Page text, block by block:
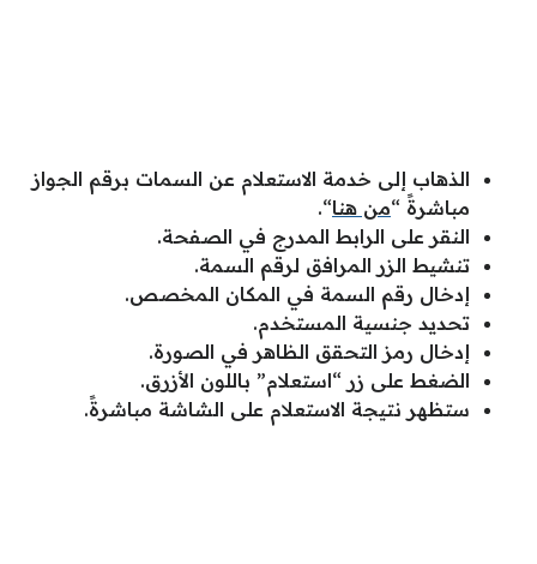
الذهاب إلى خدمة الاستعلام عن السمات برقم الجواز
مباشرةً “من هنا“.
النقر على الرابط المدرج في الصفحة.
تنشيط الزر المرافق لرقم السمة.
إدخال رقم السمة في المكان المخصص.
تحديد جنسية المستخدم.
إدخال رمز التحقق الظاهر في الصورة.
الضغط على زر “استعلام” باللون الأزرق.
ستظهر نتيجة الاستعلام على الشاشة مباشرةً.